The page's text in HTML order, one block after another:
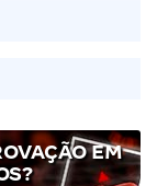
EM